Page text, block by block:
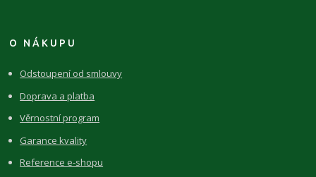
O NÁKUPU
Odstoupení od smlouvy
Doprava a platba
Věrnostní program
Garance kvality
Reference e-shopu